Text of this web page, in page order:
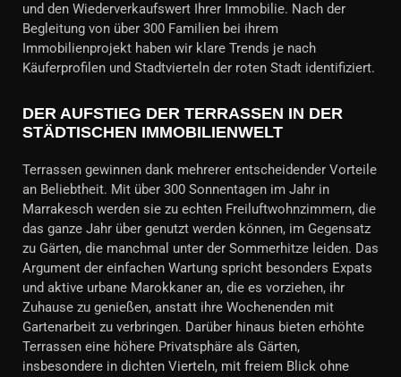
und den Wiederverkaufswert Ihrer Immobilie. Nach der
Begleitung von über 300 Familien bei ihrem
Immobilienprojekt haben wir klare Trends je nach
Käuferprofilen und Stadtvierteln der roten Stadt identifiziert.
DER AUFSTIEG DER TERRASSEN IN DER
STÄDTISCHEN IMMOBILIENWELT
Terrassen gewinnen dank mehrerer entscheidender Vorteile
an Beliebtheit. Mit über 300 Sonnentagen im Jahr in
Marrakesch werden sie zu echten Freiluftwohnzimmern, die
das ganze Jahr über genutzt werden können, im Gegensatz
zu Gärten, die manchmal unter der Sommerhitze leiden. Das
Argument der einfachen Wartung spricht besonders Expats
und aktive urbane Marokkaner an, die es vorziehen, ihr
Zuhause zu genießen, anstatt ihre Wochenenden mit
Gartenarbeit zu verbringen. Darüber hinaus bieten erhöhte
Terrassen eine höhere Privatsphäre als Gärten,
insbesondere in dichten Vierteln, mit freiem Blick ohne